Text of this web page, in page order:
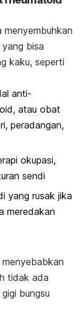
bisa
kaku, seperti
anti-
atau obat
peradangan,
okupasi,
sendi
yang rusak jika
meredakan
tidak ada
bungsu